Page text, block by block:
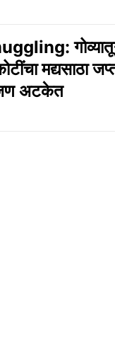
मद्यसाठा
जण अटकेत